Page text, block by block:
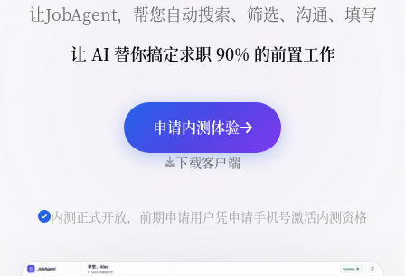
让JobAgent，帮您自动搜索、筛选、沟通、填写
让 AI 替你搞定求职 90% 的前置工作
申请内测体验
下载客户端
内测正式开放，前期申请用户凭申请手机号激活内测资格